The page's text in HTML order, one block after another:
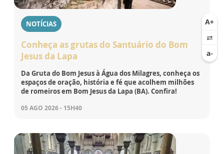
NOTÍCIAS
Conheça as grutas do Santuário do Bom
Jesus da Lapa
Da Gruta do Bom Jesus à Água dos Milagres, conheça os
espaços de oração, história e fé que acolhem milhões
de romeiros em Bom Jesus da Lapa (BA). Confira!
05 AGO 2026 - 15H40